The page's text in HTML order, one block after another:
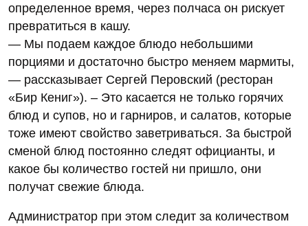
определенное время, через полчаса он рискует
превратиться в кашу.
— Мы подаем каждое блюдо небольшими
порциями и достаточно быстро меняем мармиты,
— рассказывает Сергей Перовский (ресторан
«Бир Кениг»). – Это касается не только горячих
блюд и супов, но и гарниров, и салатов, которые
тоже имеют свойство заветриваться. За быстрой
сменой блюд постоянно следят официанты, и
какое бы количество гостей ни пришло, они
получат свежие блюда.
Администратор при этом следит за количеством